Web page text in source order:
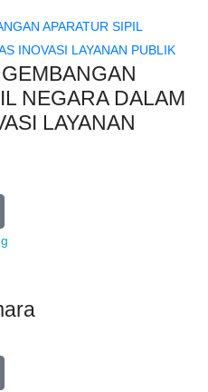
NEGARA DALAM
LAYANAN